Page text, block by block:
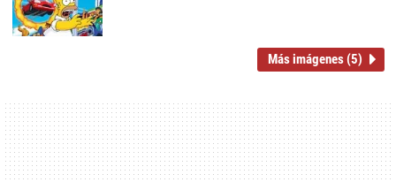
Más imágenes (5)